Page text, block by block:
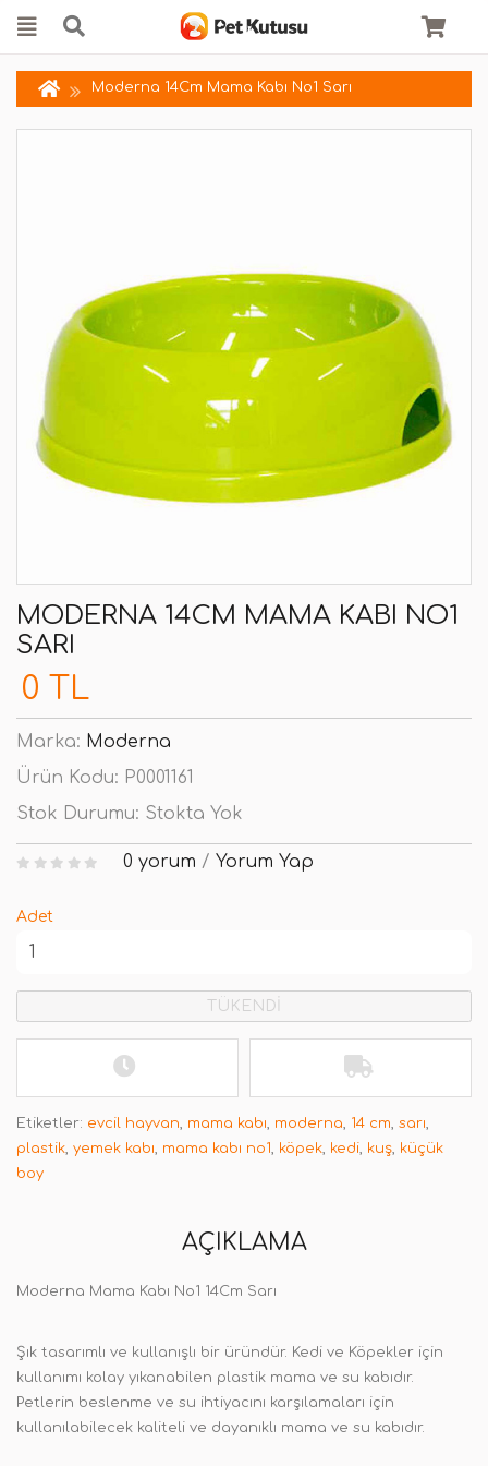
Moderna 14Cm Mama Kabı No1 Sarı
MODERNA 14CM MAMA KABI NO1
SARI
0 TL
Marka: Moderna
Ürün Kodu: P0001161
Stok Durumu: Stokta Yok
0 yorum / Yorum Yap
Adet
TÜKENDİ
Etiketler: evcil hayvan, mama kabı, moderna, 14 cm, sarı,
plastik, yemek kabı, mama kabı no1, köpek, kedi, kuş, küçük
boy
AÇIKLAMA
Moderna Mama Kabı No1 14Cm Sarı
Şık tasarımlı ve kullanışlı bir üründür. Kedi ve Köpekler için
kullanımı kolay yıkanabilen plastik mama ve su kabıdır.
Petlerin beslenme ve su ihtiyacını karşılamaları için
kullanılabilecek kaliteli ve dayanıklı mama ve su kabıdır.